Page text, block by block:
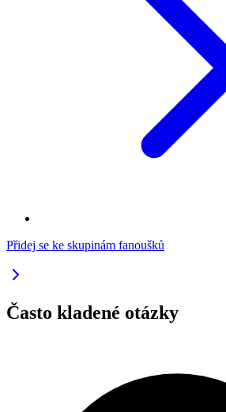
Přidej se ke skupinám fanoušků
Často kladené otázky